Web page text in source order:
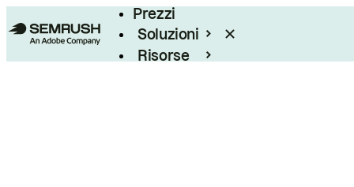
Prezzi
Soluzioni
Risorse